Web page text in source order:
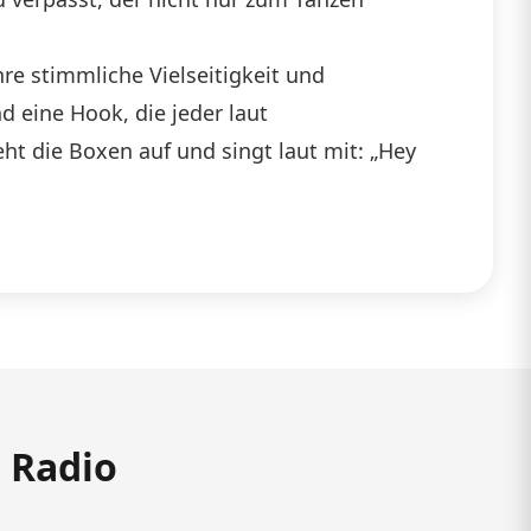
stimmliche Vielseitigkeit und
eine Hook, die jeder laut
die Boxen auf und singt laut mit: „Hey